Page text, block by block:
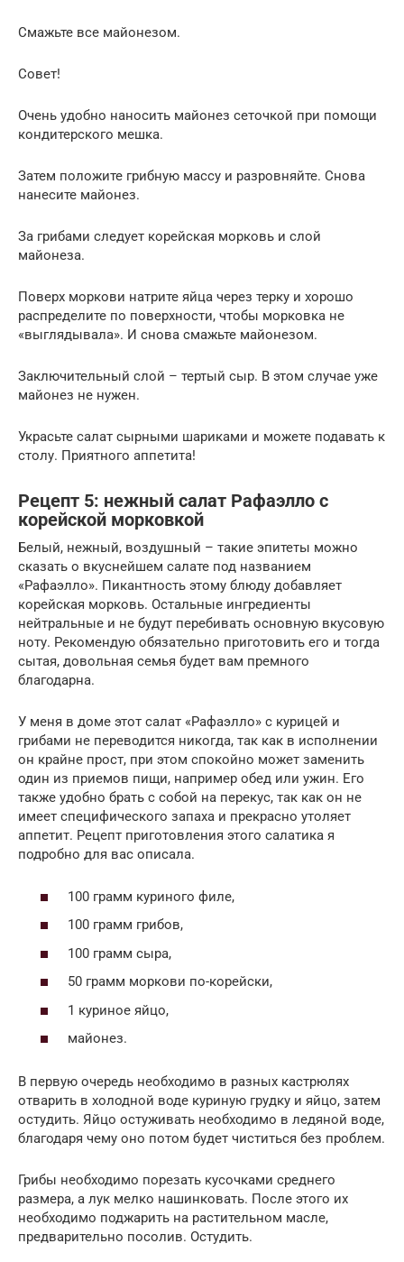
Смажьте все майонезом.
Совет!
Очень удобно наносить майонез сеточкой при помощи
кондитерского мешка.
Затем положите грибную массу и разровняйте. Снова
нанесите майонез.
За грибами следует корейская морковь и слой
майонеза.
Поверх моркови натрите яйца через терку и хорошо
распределите по поверхности, чтобы морковка не
«выглядывала». И снова смажьте майонезом.
Заключительный слой – тертый сыр. В этом случае уже
майонез не нужен.
Украсьте салат сырными шариками и можете подавать к
столу. Приятного аппетита!
Рецепт 5: нежный салат Рафаэлло с
корейской морковкой
Белый, нежный, воздушный – такие эпитеты можно
сказать о вкуснейшем салате под названием
«Рафаэлло». Пикантность этому блюду добавляет
корейская морковь. Остальные ингредиенты
нейтральные и не будут перебивать основную вкусовую
ноту. Рекомендую обязательно приготовить его и тогда
сытая, довольная семья будет вам премного
благодарна.
У меня в доме этот салат «Рафаэлло» с курицей и
грибами не переводится никогда, так как в исполнении
он крайне прост, при этом спокойно может заменить
один из приемов пищи, например обед или ужин. Его
также удобно брать с собой на перекус, так как он не
имеет специфического запаха и прекрасно утоляет
аппетит. Рецепт приготовления этого салатика я
подробно для вас описала.
100 грамм куриного филе,
100 грамм грибов,
100 грамм сыра,
50 грамм моркови по-корейски,
1 куриное яйцо,
майонез.
В первую очередь необходимо в разных кастрюлях
отварить в холодной воде куриную грудку и яйцо, затем
остудить. Яйцо остуживать необходимо в ледяной воде,
благодаря чему оно потом будет чиститься без проблем.
Грибы необходимо порезать кусочками среднего
размера, а лук мелко нашинковать. После этого их
необходимо поджарить на растительном масле,
предварительно посолив. Остудить.